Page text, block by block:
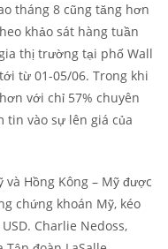
tháng 8 cũng tăng hơn
khảo sát hàng tuần
thị trường tại phố Wall
từ 01-05/06. Trong khi
với chỉ 57% chuyên
tin vào sự lên giá của
Hồng Kông – Mỹ được
chứng khoán Mỹ, kéo
Charlie Nedoss,